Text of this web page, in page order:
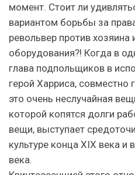
момент. Стоит ли
вариантом борьбы за
револьвер против хозяина
оборудования?! Когда в
глава подпольщиков в
герой Харриса, совместно
это очень неслучайная
которой копятся долги
вещи, выступает
культуре конца XIX века и
века.